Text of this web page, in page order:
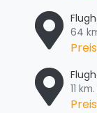
64
11